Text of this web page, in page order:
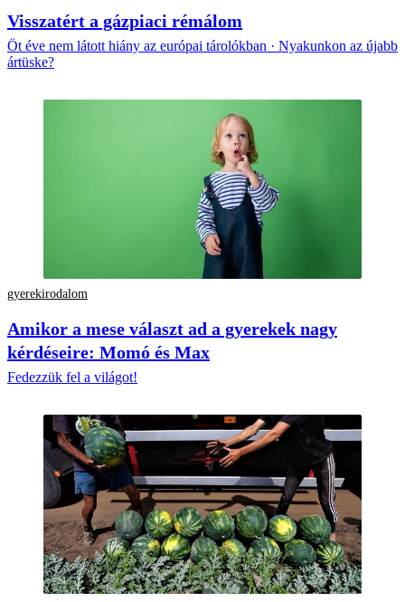
Visszatért a gázpiaci rémálom
Öt éve nem látott hiány az európai tárolókban · Nyakunkon az újabb
ártüske?
gyerekirodalom
Amikor a mese választ ad a gyerekek nagy
kérdéseire: Momó és Max
Fedezzük fel a világot!